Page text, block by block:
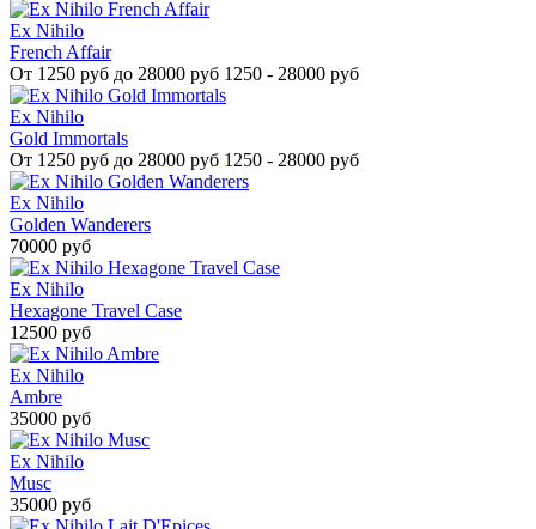
Ex Nihilo
French Affair
От 1250 руб до 28000 руб 1250 - 28000 руб
Ex Nihilo
Gold Immortals
От 1250 руб до 28000 руб 1250 - 28000 руб
Ex Nihilo
Golden Wanderers
70000 руб
Ex Nihilo
Hexagone Travel Case
12500 руб
Ex Nihilo
Ambre
35000 руб
Ex Nihilo
Musс
35000 руб